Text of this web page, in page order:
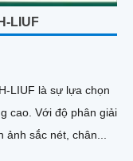
LIUF
LIUF là sự lựa chọn
giải
sắc nét, chân...